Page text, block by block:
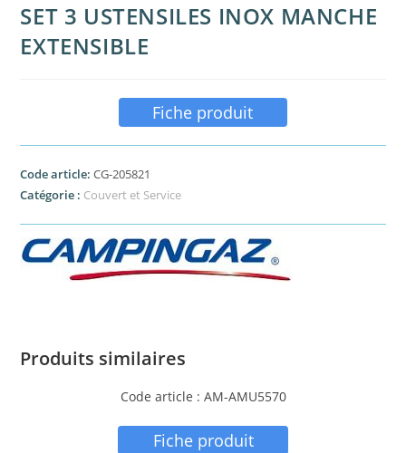
SET 3 USTENSILES INOX MANCHE
EXTENSIBLE
Fiche produit
Code article:CG-205821
Catégorie : Couvert et Service
Produits similaires
Code article : AM-AMU5570
Fiche produit